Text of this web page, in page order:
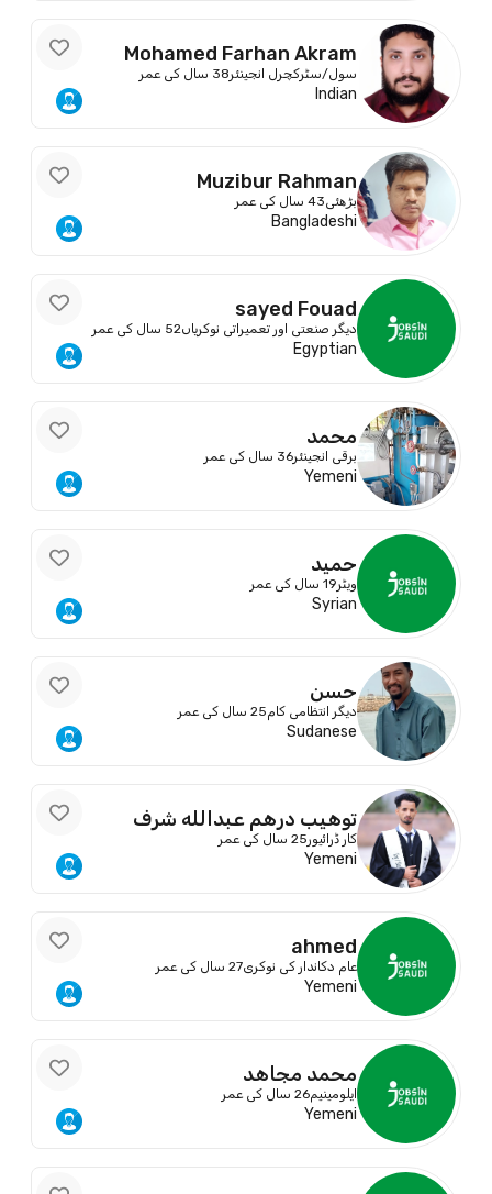
Mohamed Farhan Akram
سول/سٹرکچرل انجینئر38 سال کی عمر
Indian
Muzibur Rahman
بڑھئی43 سال کی عمر
Bangladeshi
sayed Fouad
دیگر صنعتی اور تعمیراتی نوکریاں52 سال کی عمر
Egyptian
محمد
برقی انجینئر36 سال کی عمر
Yemeni
حميد
ویٹر19 سال کی عمر
Syrian
حسن
دیگر انتظامی کام25 سال کی عمر
Sudanese
توهيب درهم عبدالله شرف
کار ڈرائیور25 سال کی عمر
Yemeni
ahmed
عام دکاندار کی نوکری27 سال کی عمر
Yemeni
محمد مجاهد
ایلومینیم26 سال کی عمر
Yemeni